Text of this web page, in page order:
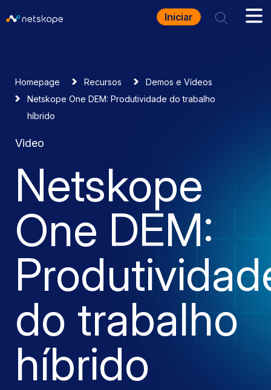
Iniciar
Homepage Recursos
Demos e Vídeos
Netskope One DEM: Produtividade do trabalho
híbrido
Video
Netskope
One DEM:
do trabalho
híbrido